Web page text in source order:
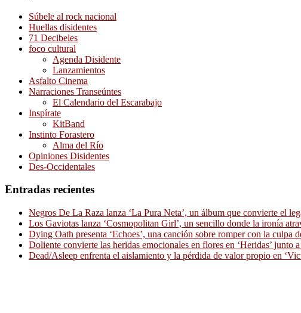
Súbele al rock nacional
Huellas disidentes
71 Decibeles
foco cultural
Agenda Disidente
Lanzamientos
Asfalto Cinema
Narraciones Transeúntes
El Calendario del Escarabajo
Inspírate
KitBand
Instinto Forastero
Alma del Río
Opiniones Disidentes
Des-Occidentales
Entradas recientes
Negros De La Raza lanza ‘La Pura Neta’, un álbum que convierte el
Los Gaviotas lanza ‘Cosmopolitan Girl’, un sencillo donde la ironía
Dying Oath presenta ‘Echoes’, una canción sobre romper con la culpa
Doliente convierte las heridas emocionales en flores en ‘Heridas’ junto
Dead/Asleep enfrenta el aislamiento y la pérdida de valor propio en